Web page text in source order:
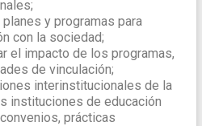
y programas para
con la sociedad;
el impacto de los programas,
de vinculación;
interinstitucionales de la
instituciones de educación
prácticas